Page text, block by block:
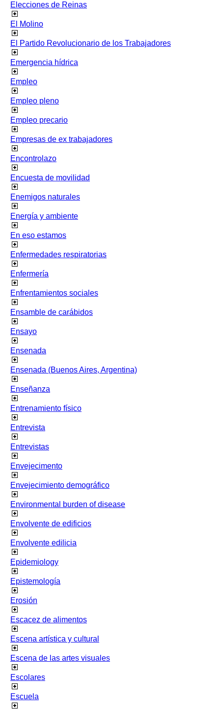
Elecciones de Reinas
El Molino
El Partido Revolucionario de los Trabajadores
Emergencia hídrica
Empleo
Empleo pleno
Empleo precario
Empresas de ex trabajadores
Encontrolazo
Encuesta de movilidad
Enemigos naturales
Energía y ambiente
En eso estamos
Enfermedades respiratorias
Enfermería
Enfrentamientos sociales
Ensamble de carábidos
Ensayo
Ensenada
Ensenada (Buenos Aires, Argentina)
Enseñanza
Entrenamiento físico
Entrevista
Entrevistas
Envejecimento
Envejecimiento demográfico
Environmental burden of disease
Envolvente de edificios
Envolvente edilicia
Epidemiology
Epistemología
Erosión
Escacez de alimentos
Escena artística y cultural
Escena de las artes visuales
Escolares
Escuela